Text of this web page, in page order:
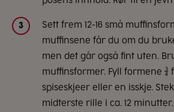
3
Sett frem 12-16 små
muffinsene får du om du
men det går også fint uten.
muffinsformer. Fyll formene ¾
spiseskjeer eller en isskje.
midterste rille i ca. 12